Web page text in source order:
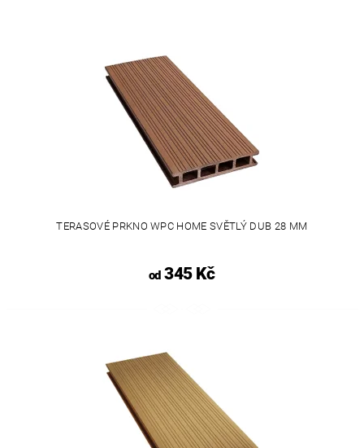
TERASOVÉ PRKNO WPC HOME SVĚTLÝ DUB 28 MM
od345 Kč